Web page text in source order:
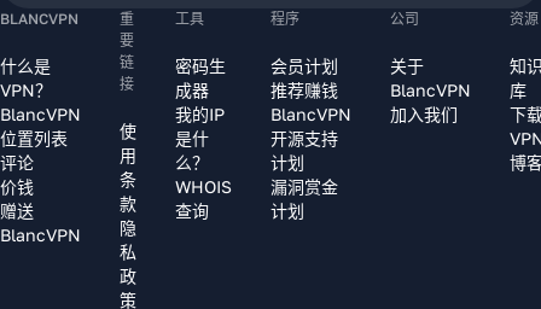
士。他们总
是帮我解决
问题,即使是
不寻常的问
题(比如在
Arch Linux
上安装
VPN)。
Vladimir
助了我(您
Telegram
聊天或网站
上联系他
们),我真的
印象深刻。
强烈推荐
说,这是我迄
今为止最好
的VPN体
验。
Artyom
BLANCVPN
什么是
VPN？
BlancVPN
位置列表
评论
价钱
赠送
BlancVPN
重
要
链
接
使
用
条
款
隐
私
政
策
工具
密码生
成器
我的IP
是什
么？
WHOIS
查询
程序
会员计划
推荐赚钱
BlancVPN
开源支持
计划
漏洞赏金
计划
公司
关于
BlancVPN
加入我们
资源
知
库
下
博